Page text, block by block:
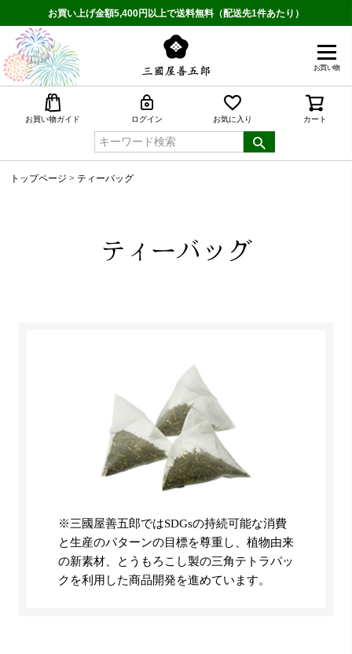
お買い上げ金額5,400円以上で送料無料（配送先1件あたり）
お買い物
お買い物ガイド ログイン お気に入り カート
トップページ ティーバッグ
ティーバッグ
※三國屋善五郎ではSDGsの持続可能な消費
と生産のパターンの目標を尊重し、植物由来
の新素材、とうもろこし製の三角テトラパッ
クを利用した商品開発を進めています。